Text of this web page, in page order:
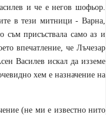
и че е негов шофьор.
в тези митници - Варна,
присъствала само аз и
впечатление, че Лъчезар
Василев искал да изземе
хем е назначение на
(не ми е известно нито